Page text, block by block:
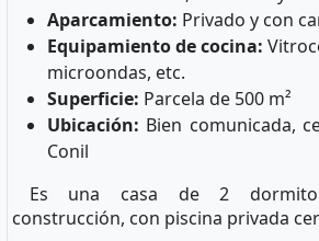
Aparcamiento: Privado y con
Equipamiento de cocina:
microondas, etc.
Superficie: Parcela de 500 m²
Ubicación: Bien comunicada,
Conil
Es una casa de 2
construcción, con piscina privada